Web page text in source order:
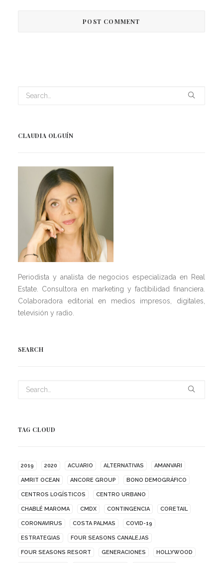
CLAUDIA OLGUÍN
Periodista y analista de negocios especializada en Real
Estate. Consultora en marketing y factibilidad financiera.
Colaboradora editorial en medios impresos, digitales,
televisión y radio.
SEARCH
TAG CLOUD
2019 2020 ACUARIO ALTERNATIVAS AMANVARI
AMRIT OCEAN ANCORE GROUP BONO DEMOGRÁFICO
CENTROS LOGÍSTICOS CENTRO URBANO
CHABLÉ MAROMA CMDX CONTINGENCIA CORETAIL
CORONAVIRUS COSTA PALMAS COVID-19
ESTRATEGIAS FOUR SEASONS CANALEJAS
FOUR SEASONS RESORT GENERACIONES HOLLYWOOD